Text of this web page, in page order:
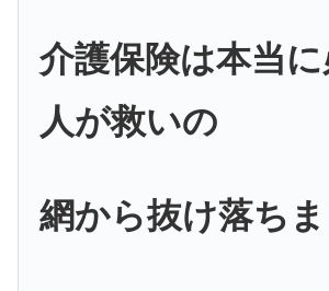
介護保険は本当
人が救いの
網から抜け落ちま